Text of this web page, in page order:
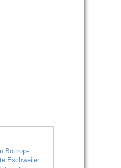
Bottrop-
Eschweiler